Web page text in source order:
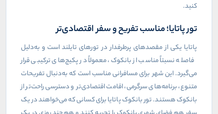
کنید.
تور پاتایا؛ مناسب تفریح و سفر اقتصادی‌تر
پاتایا یکی از مقصدهای پرطرفدار در تورهای تایلند است و به‌دلیل
فاصله نسبتاً مناسب از بانکوک، معمولاً در پکیج‌های ترکیبی قرار
می‌گیرد. این شهر برای مسافرانی مناسب است که به‌دنبال تفریحات
متنوع، برنامه‌های سرگرمی، اقامت اقتصادی‌تر و دسترسی راحت‌تر از
بانکوک هستند. تور بانکوک پاتایا برای کسانی که می‌خواهند در یک